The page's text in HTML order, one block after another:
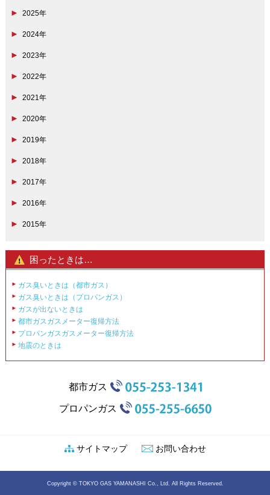
2025年
2024年
2023年
2022年
2021年
2020年
2019年
2018年
2017年
2016年
2015年
困ったときは…
ガス臭いときは（都市ガス）
ガス臭いときは（プロパンガス）
ガスが出ないときは
都市ガスガスメーター復帰方法
プロパンガスガスメーター復帰方法
地震のときは
都市ガス
プロパンガス
サイトマップ お問い合わせ
Copyright © TOKYO GAS YAMANASHI Co., Ltd. All Rights Reserved.